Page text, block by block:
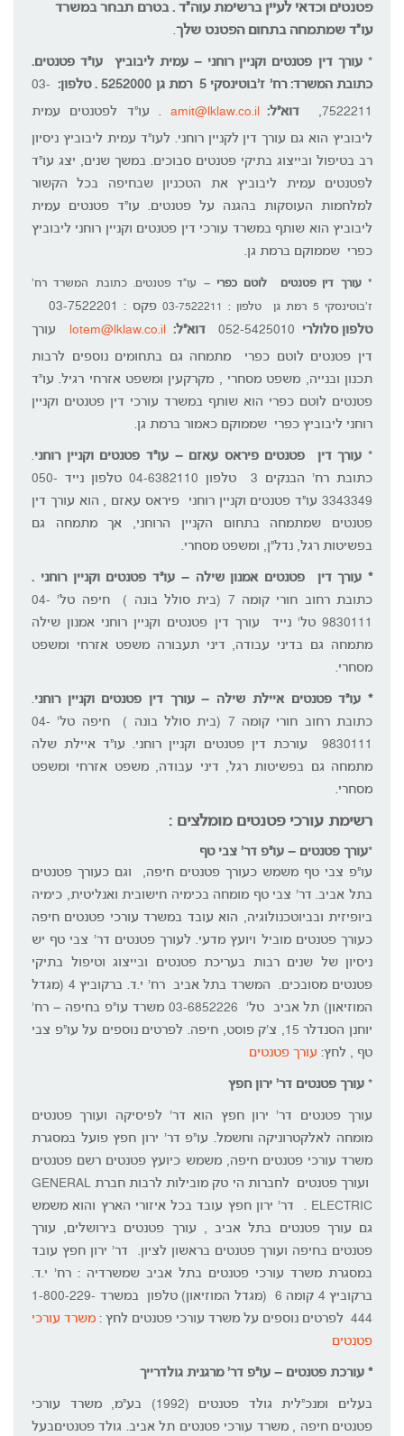
פטנטים וכדאי לעיין ברשימת עוה"ד . בטרם תבחר במשרד
עו"ד שמתמחה בתחום הפטנט שלך.
*עורך דין פטנטים וקניין רוחני – עמית ליבוביץ עו"ד פטנטים.
כתובת המשרד: רח' ז'בוטינסקי 5 רמת גן 5252000 .
טלפון: 03-
7522211,
דוא"ל: amit@lklaw.co.il. עו"ד לפטנטים עמית
ליבוביץ הוא גם עורך דין לקניין רוחני. לעו"ד עמית ליבוביץ ניסיון
רב בטיפול ובייצוג בתיקי פטנטים סבוכים. במשך שנים, יצג עו"ד
לפטנטים עמית ליבוביץ את הטכניון שבחיפה בכל הקשור
למלחמות העוסקות בהגנה על פטנטים. עו"ד פטנטים עמית
ליבוביץ הוא שותף במשרד עורכי דין פטנטים וקניין רוחני ליבוביץ
כפרי שממוקם ברמת גן.
*עורך דין פטנטים לוטם כפרי – עו"ד פטנטים. כתובת המשרד רח'
ז'בוטינסקי 5 רמת גן טלפון : 03-7522211
פקס : 03-7522201
טלפון סלולרי 052-5425010 דוא"ל: lotem@lklaw.co.il עורך
דין פטנטים לוטם כפרי מתמחה גם בתחומים נוספים לרבות
תכנון ובנייה, משפט מסחרי , מקרקעין ומשפט אזרחי רגיל. עו"ד
פטנטים לוטם כפרי הוא שותף במשרד עורכי דין פטנטים וקניין
רוחני ליבוביץ כפרי שממוקם כאמור ברמת גן.
* עורך דין פטנטים פיראס עאזם – עו"ד פטנטים וקניין רוחני.
כתובת רח' הבנקים 3 טלפון 04-6382110 טלפון נייד 050-
3343349 עו"ד פטנטים וקניין רוחני פיראס עאזם , הוא עורך דין
פטנטים שמתמחה בתחום הקניין הרוחני, אך מתמחה גם
בפשיטות רגל, נדל"ן, ומשפט מסחרי.
* עורך דין פטנטים אמנון שילה – עו"ד פטנטים וקניין רוחני .
כתובת רחוב חורי קומה 7 (בית סולל בונה ) חיפה טל' 04-
9830111 טל' נייד עורך דין פטנטים וקניין רוחני אמנון שילה
מתמחה גם בדיני עבודה, דיני תעבורה משפט אזרחי ומשפט
מסחרי.
* עו"ד פטנטים איילת שילה – עורך דין פטנטים וקניין רוחני.
כתובת רחוב חורי קומה 7 (בית סולל בונה ) חיפה טל' 04-
9830111 עורכת דין פטנטים וקניין רוחני. עו"ד איילת שלה
מתמחה גם בפשיטות רגל, דיני עבודה, משפט אזרחי ומשפט
מסחרי.
רשימת עורכי פטנטים מומלצים :
*עורך פטנטים – עו"פ דר' צבי טף
עו"פ צבי טף משמש כעורך פטנטים חיפה, וגם כעורך פטנטים
בתל אביב. דר' צבי טף מומחה בכימיה חישובית ואנליטית, כימיה
ביופיזית ובביוטכנולוגיה, הוא עובד במשרד עורכי פטנטים חיפה
כעורך פטנטים מוביל ויועץ מדעי. לעורך פטנטים דר' צבי טף יש
ניסיון של שנים רבות בעריכת פטנטים ובייצוג וטיפול בתיקי
פטנטים מסובכים. המשרד בתל אביב רח' י.ד. ברקוביץ 4 (מגדל
המוזיאון) תל אביב טל' 03-6852226 משרד עו"פ בחיפה – רח'
יוחנן הסנדלר 15, צ'ק פוסט, חיפה. לפרטים נוספים על עו"פ צבי
טף , לחץ: עורך פטנטים
* עורך פטנטים דר' ירון חפץ
עורך פטנטים דר' ירון חפץ הוא דר' לפיסיקה ועורך פטנטים
מומחה לאלקטרוניקה וחשמל. עו"פ דר' ירון חפץ פועל במסגרת
משרד עורכי פטנטים חיפה, משמש כיועץ פטנטים רשם פטנטים
ועורך פטנטים לחברות הי טק מובילות לרבות חברת GENERAL
ELECTRIC . דר' ירון חפץ עובד בכל איזורי הארץ והוא משמש
גם עורך פטנטים בתל אביב , עורך פטנטים בירושלים, עורך
פטנטים בחיפה ועורך פטנטים בראשון לציון. דר' ירון חפץ עובד
במסגרת משרד עורכי פטנטים בתל אביב שמשרדיה : רח' י.ד.
ברקוביץ 4 קומה 6 (מגדל המוזיאון) טלפון במשרד 1-800-229-
444 לפרטים נוספים על משרד עורכי פטנטים לחץ :
משרד עורכי
פטנטים
* עורכת פטנטים – עו"פ דר' מרגנית גולדרייך
בעלים ומנכ"לית גולד פטנטים (1992) בע"מ, משרד עורכי
פטנטים חיפה , משרד עורכי פטנטים תל אביב. גולד פטנטיםבעל